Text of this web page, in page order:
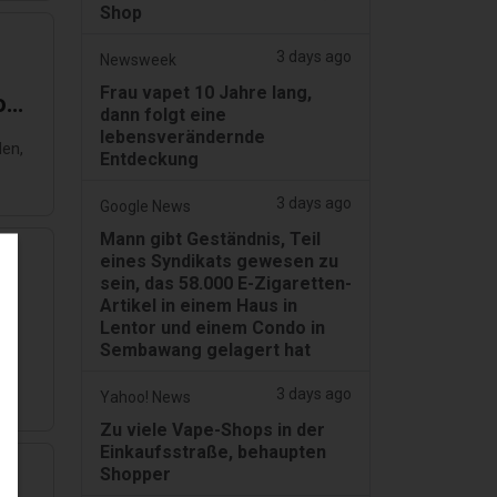
Shop
Newsweek 3 days ago
Frau vapet 10 Jahre lang,
dann folgt eine
lebensverändernde
Entdeckung
Google News 3 days ago
Mann gibt Geständnis, Teil
eines Syndikats gewesen zu
sein, das 58.000 E-Zigaretten-
Artikel in einem Haus in
Lentor und einem Condo in
Sembawang gelagert hat
Yahoo! News 3 days ago
Zu viele Vape-Shops in der
Einkaufsstraße, behaupten
Shopper